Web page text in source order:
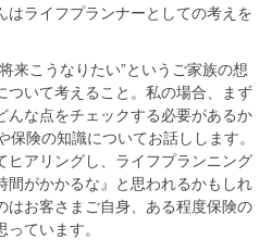
はライフプランナーとしての考えを
来こうなりたい”というご家族の想
ついて考えること。私の場合、まず
んな点をチェックする必要があるか
険の知識についてお話しします。
ヒアリングし、ライフプランニング
がかかるな』と思われるかもしれ
はお客さまご自身、ある程度保険の
ています。